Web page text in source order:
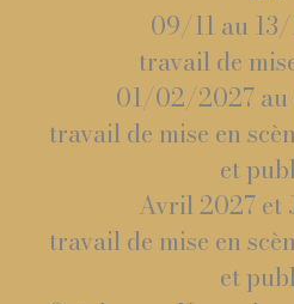
09/11 au
travail de
01/02/2027
travail de mise en
et
Avril 2027 et
travail de mise en
et